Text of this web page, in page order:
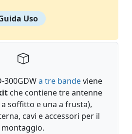
Uso
300GDWa tre bandeviene
che contiene tre antenne
soffitto e una a frusta),
cavi e accessori per il
montaggio.